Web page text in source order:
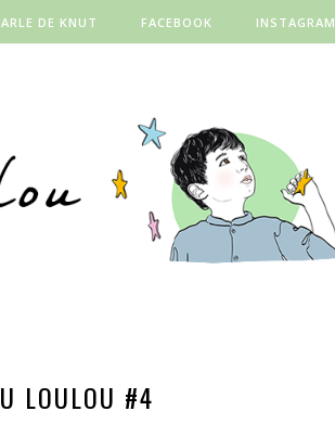
DE KNUT FACEBOOK INSTAGRAM
LOULOU #4